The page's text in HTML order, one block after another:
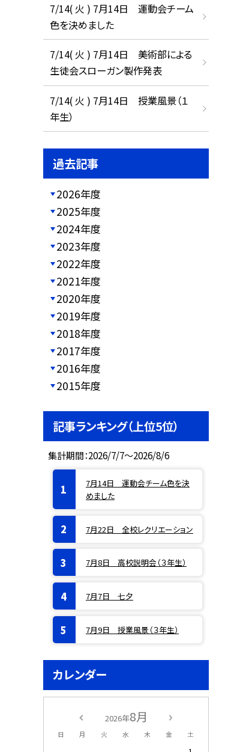
7/14( 火 ) 7月14日 運動会チーム
色を決めました
7/14( 火 ) 7月14日 美術部による
生徒会スローガン製作発表
7/14( 火 ) 7月14日 授業風景（１
年生）
過去記事
2026年度
2025年度
2024年度
2023年度
2022年度
2021年度
2020年度
2019年度
2018年度
2017年度
2016年度
2015年度
記事ランキング（上位5位）
集計期間：2026/7/7～2026/8/6
7月14日 運動会チーム色を決
めました
7月22日 全校レクリエーション
7月8日 高校説明会（３年生）
7月7日 七夕
7月9日 授業風景（３年生）
カレンダー
2026年8月
日 月 火 水 木 金 土